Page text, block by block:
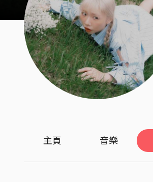
主頁 音樂